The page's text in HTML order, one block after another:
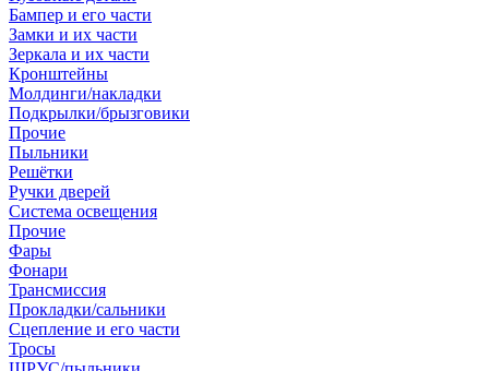
Бампер и его части
Замки и их части
Зеркала и их части
Кронштейны
Молдинги/накладки
Подкрылки/брызговики
Прочие
Пыльники
Решётки
Ручки дверей
Система освещения
Прочие
Фары
Фонари
Трансмиссия
Прокладки/сальники
Сцепление и его части
Тросы